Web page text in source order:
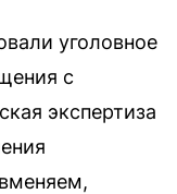
уголовное
с
экспертиза